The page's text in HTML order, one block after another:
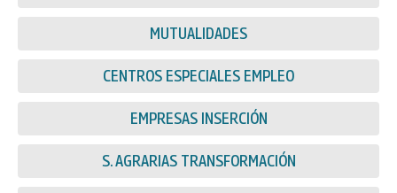
MUTUALIDADES
CENTROS ESPECIALES EMPLEO
EMPRESAS INSERCIÓN
S. AGRARIAS TRANSFORMACIÓN